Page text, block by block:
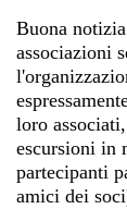
Buona
associazioni
loro
escursioni in
partecipanti
amici dei